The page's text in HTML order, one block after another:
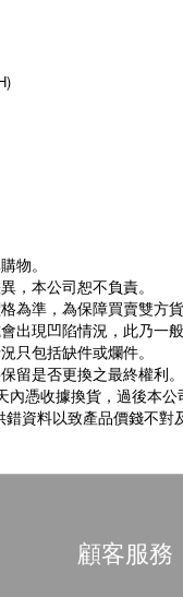
物。
，本公司恕不負責。
為準，為保障買賣雙方
出現凹陷情況，此乃一
只包括缺件或爛件。
留是否更換之最終權利
內憑收據換貨，過後本
錯資料以致產品價錢不對
顧客服務